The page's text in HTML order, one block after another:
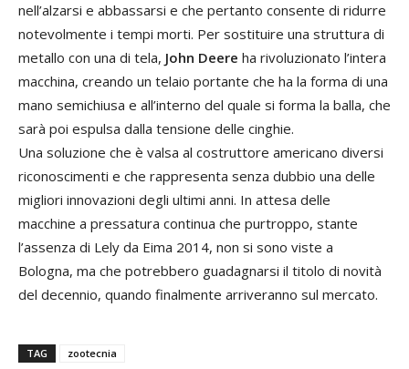
nell’alzarsi e abbassarsi e che pertanto consente di ridurre
notevolmente i tempi morti. Per sostituire una struttura di
metallo con una di tela, John Deere ha rivoluzionato l’intera
macchina, creando un telaio portante che ha la forma di una
mano semichiusa e all’interno del quale si forma la balla, che
sarà poi espulsa dalla tensione delle cinghie.
Una soluzione che è valsa al costruttore americano diversi
riconoscimenti e che rappresenta senza dubbio una delle
migliori innovazioni degli ultimi anni. In attesa delle
macchine a pressatura continua che purtroppo, stante
l’assenza di Lely da Eima 2014, non si sono viste a
Bologna, ma che potrebbero guadagnarsi il titolo di novità
del decennio, quando finalmente arriveranno sul mercato.
TAG zootecnia